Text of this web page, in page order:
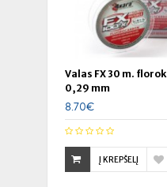
Valas FX 30 m.
0,29 mm
8.70€
Į KREPŠELĮ